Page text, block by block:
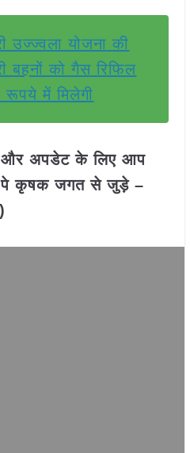
उज्ज्वला योजना की
बहनों को गैस रिफिल
रूपये में मिलेगी
और अपडेट के लिए आप
पे कृषक जगत से जुड़े –
)